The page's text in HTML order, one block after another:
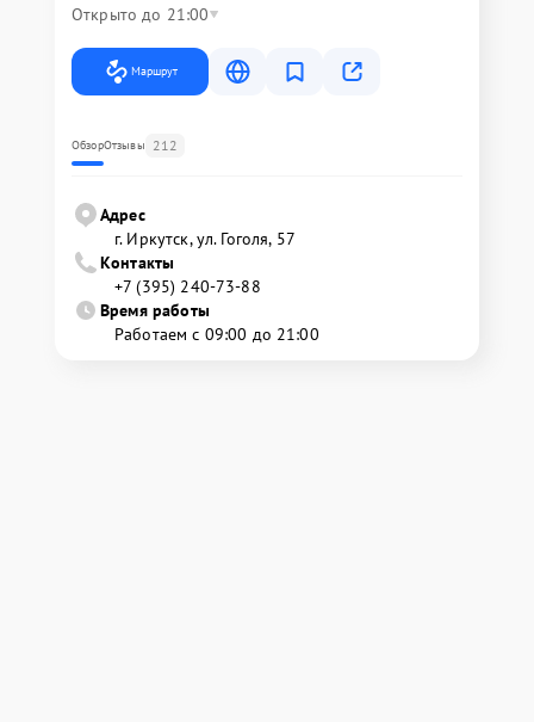
Открыто до 21:00
Маршрут
ОбзорОтзывы 212
Адрес
г. Иркутск, ул. ​Гоголя, 57
Контакты
+7 (395) 240-73-88
Время работы
Работаем с 09:00 до 21:00